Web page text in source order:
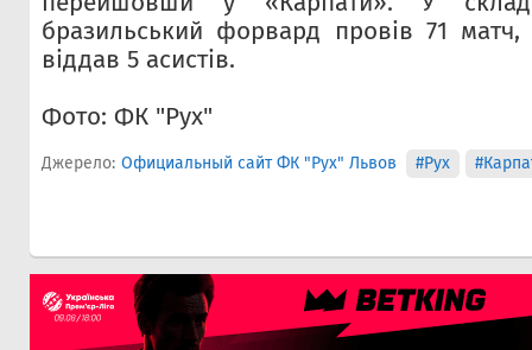
бразильський форвард провів 71 матч,
віддав 5 асистів.
Фото: ФК "Рух"
Джерело: Официальный сайт ФК "Рух" Львов #Рух